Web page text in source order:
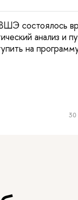
состоялось
анализ и
на
30